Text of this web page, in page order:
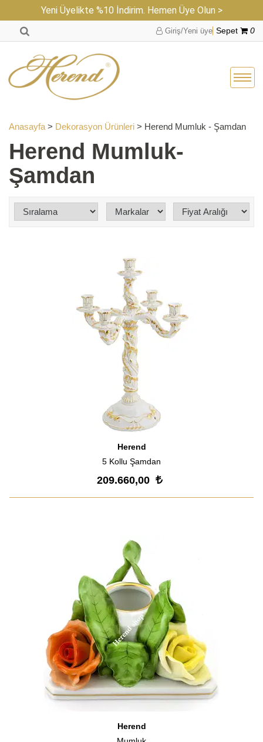
Yeni Üyelikte %10 İndirim. Hemen Üye Olun >
Giriş/Yeni üye Sepet 0
Anasayfa > Dekorasyon Ürünleri > Herend Mumluk - Şamdan
Herend Mumluk-
Şamdan
Herend
5 Kollu Şamdan
209.660,00
Herend